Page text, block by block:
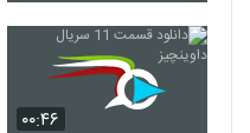
۰۰:۴۶